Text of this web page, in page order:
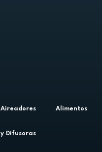
Aireadores
y Difusoras
Alimentos